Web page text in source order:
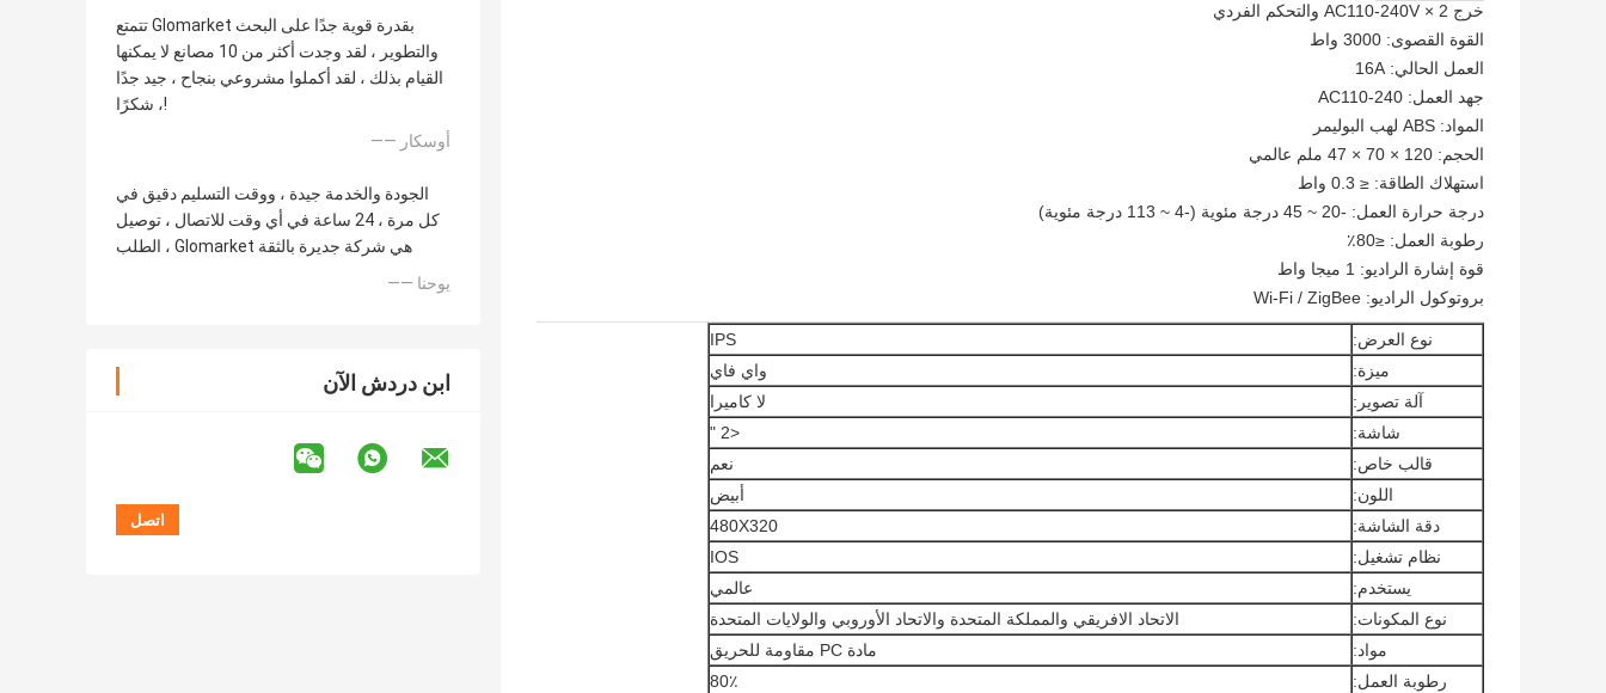
تتمتع Glomarket بقدرة قوية جدًا على البحث
والتطوير ، لقد وجدت أكثر من 10 مصانع لا يمكنها
القيام بذلك ، لقد أكملوا مشروعي بنجاح ، جيد جدًا
، شكرًا!
—— أوسكار
الجودة والخدمة جيدة ، ووقت التسليم دقيق في
كل مرة ، 24 ساعة في أي وقت للاتصال ، توصيل
الطلب ، Glomarket هي شركة جديرة بالثقة
—— يوحنا
ابن دردش الآن
خرج 2 × AC110-240V والتحكم الفردي
القوة القصوى: 3000 واط
العمل الحالي: 16A
جهد العمل: AC110-240
المواد: ABS لهب البوليمر
الحجم: 120 × 70 × 47 ملم عالمي
استهلاك الطاقة: ≤ 0.3 واط
درجة حرارة العمل: -20 ~ 45 درجة مئوية (-4 ~ 113 درجة مئوية)
رطوبة العمل: ≤80٪
قوة إشارة الراديو: 1 ميجا واط
بروتوكول الراديو: Wi-Fi / ZigBee
نوع العرض:
IPS
ميزة:
واي فاي
آلة تصوير:
لا كاميرا
شاشة:
<2 "
قالب خاص:
نعم
اللون:
أبيض
دقة الشاشة:
480X320
نظام تشغيل:
IOS
يستخدم:
عالمي
نوع المكونات:
الاتحاد الافريقي والمملكة المتحدة والاتحاد الأوروبي والولايات المتحدة
مواد:
مادة PC مقاومة للحريق
رطوبة العمل:
80٪